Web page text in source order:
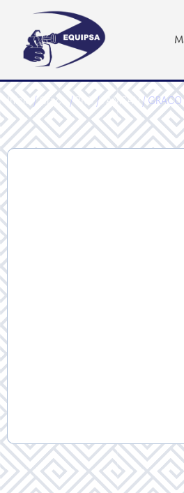
Inicio/Graco/PRO/FAMSAN/ GRACO